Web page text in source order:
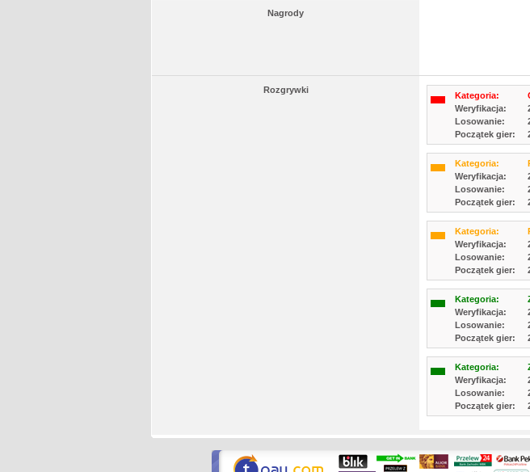
Nagrody
Rozgrywki
Kategoria:
Weryfikacja:
Losowanie:
Początek gier:
Kategoria:
Weryfikacja:
Losowanie:
Początek gier:
Kategoria:
Weryfikacja:
Losowanie:
Początek gier:
Kategoria:
Weryfikacja:
Losowanie:
Początek gier:
Kategoria:
Weryfikacja:
Losowanie:
Początek gier: